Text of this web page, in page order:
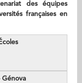
des équipes
françaises en
Génova